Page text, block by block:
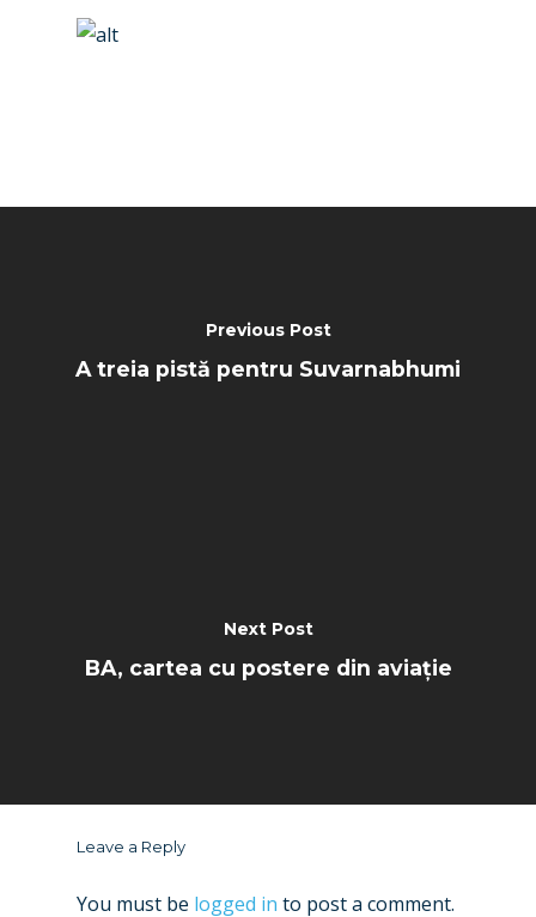
Previous Post
A treia pistă pentru Suvarnabhumi
Next Post
BA, cartea cu postere din aviație
Leave a Reply
You must be logged in to post a comment.